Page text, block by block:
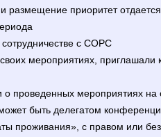
размещение приоритет
с СОРС
мероприятиях, приглашали
о проведенных мероприятиях на
быть делегатом
проживания», с правом или без